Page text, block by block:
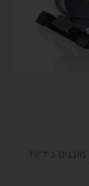
מובנים בידיות